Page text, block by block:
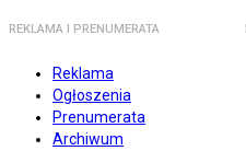
REKLAMA I PRENUMERATA
Reklama
Ogłoszenia
Prenumerata
Archiwum